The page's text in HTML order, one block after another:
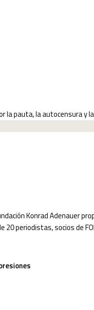
Konrad Adenauer
20 periodistas, socios de